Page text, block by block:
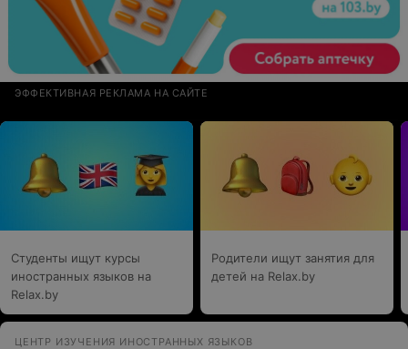
ЭФФЕКТИВНАЯ РЕКЛАМА НА САЙТЕ
Студенты ищут курсы
иностранных языков на
Relax.by
Родители ищут занятия для
детей на Relax.by
ЦЕНТР ИЗУЧЕНИЯ ИНОСТРАННЫХ ЯЗЫКОВ